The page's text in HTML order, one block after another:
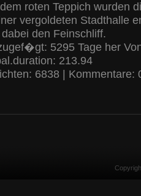
roten Teppich wurden
vergoldeten Stadthalle
den Feinschliff.
5295 Tage her
213.94
6838 | Kommentare: